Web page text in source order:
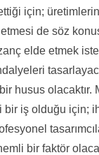
için; üretimlerin
de söz
elde etmek
husus olacaktır.
bir iş olduğu için;
bir faktör